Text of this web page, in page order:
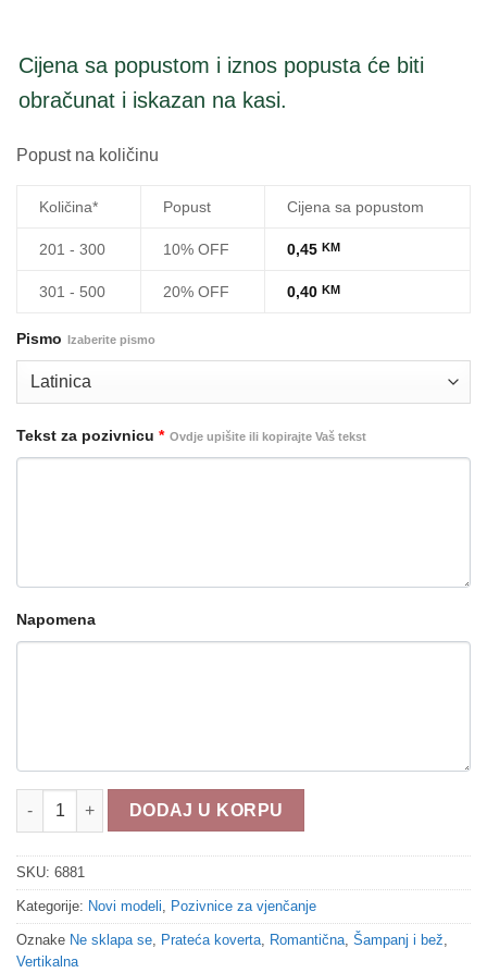
Cijena sa popustom i iznos popusta će biti
obračunat i iskazan na kasi.
Popust na količinu
Količina* Popust Cijena sa popustom
201 - 300 10% OFF 0,45 KM
301 - 500 20% OFF 0,40 KM
Pismo Izaberite pismo
Tekst za pozivnicu * Ovdje upišite ili kopirajte Vaš tekst
Napomena
Pozivnice za vjenčanje 6881 količina
DODAJ U KORPU
SKU: 6881
Kategorije: Novi modeli Pozivnice za vjenčanje
Oznake Ne sklapa se Prateća koverta Romantična Šampanj i bež
Vertikalna